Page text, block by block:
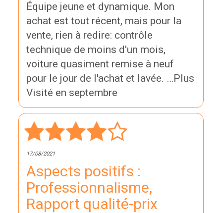
Équipe jeune et dynamique. Mon
achat est tout récent, mais pour la
vente, rien à redire: contrôle
technique de moins d'un mois,
voiture quasiment remise à neuf
pour le jour de l'achat et lavée. …Plus
Visité en septembre
17/08/2021
Aspects positifs :
Professionnalisme,
Rapport qualité-prix